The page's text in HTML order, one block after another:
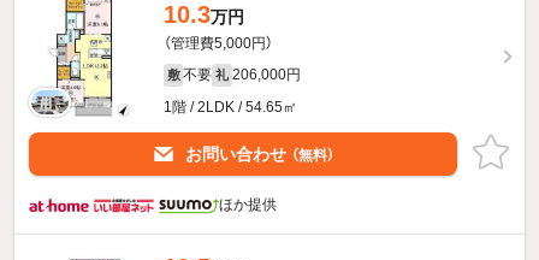
10.3万円
（管理費5,000円）
敷 不要 礼 206,000円
1階 / 2LDK / 54.65㎡
お問い合わせ （無料）
ほか提供